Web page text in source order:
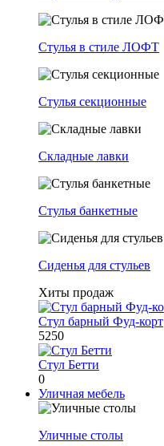
Стулья в стиле ЛОФТ
Стулья секционные
Складные лавки
Стулья банкетные
Сиденья для стульев
Хиты продаж
Стул барный Фуд-корт
5250
Стул Бетти
0
Уличная мебель
Уличные столы